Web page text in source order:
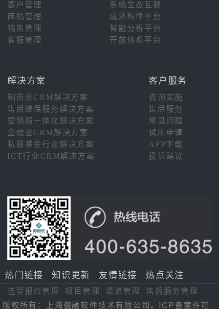
客户管理
系统生态互联
商机管理
成熟构件平台
销售管理
智能分析平台
客服管理
开放体系平台
解决方案 客户服务
制造业CRM解决方案
咨询实施
售后维保服务解决方案
售后服务
营销服一体化解决方案
常见问题
金融业CRM解决方案
试用申请
私募基金行业解决方案
APP下载
ICT行业CRM解决方案
投诉建议
热门链接 知识更新 友情链接 热点关注
选型报价管理 项目管理 渠道管理
售后服务管理
版权所有：上海傲融软件技术有限公司。ICP备案许可